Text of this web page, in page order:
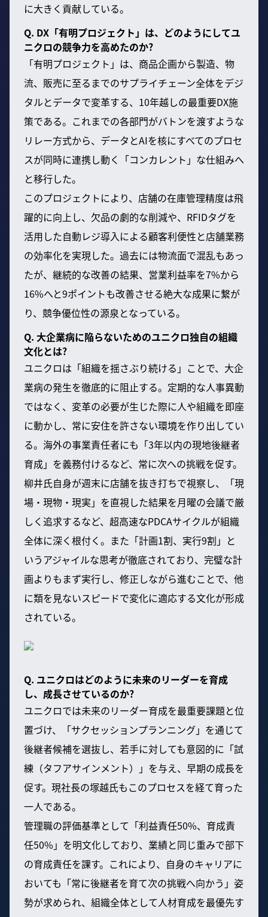
に大きく貢献している。
Q. DX「有明プロジェクト」は、どのようにしてユ
ニクロの競争力を高めたのか?
「有明プロジェクト」は、商品企画から製造、物
流、販売に至るまでのサプライチェーン全体をデジ
タルとデータで変革する、10年越しの最重要DX施
策である。これまでの各部門がバトンを渡すような
リレー方式から、データとAIを核にすべてのプロセ
スが同時に連携し動く「コンカレント」な仕組みへ
と移行した。
このプロジェクトにより、店舗の在庫管理精度は飛
躍的に向上し、欠品の劇的な削減や、RFIDタグを
活用した自動レジ導入による顧客利便性と店舗業務
の効率化を実現した。過去には物流面で混乱もあっ
たが、継続的な改善の結果、営業利益率を7%から
16%へと9ポイントも改善させる絶大な成果に繋が
り、競争優位性の源泉となっている。
Q. 大企業病に陥らないためのユニクロ独自の組織
文化とは?
ユニクロは「組織を揺さぶり続ける」ことで、大企
業病の発生を徹底的に阻止する。定期的な人事異動
ではなく、変革の必要が生じた際に人や組織を即座
に動かし、常に安住を許さない環境を作り出してい
る。海外の事業責任者にも「3年以内の現地後継者
育成」を義務付けるなど、常に次への挑戦を促す。
柳井氏自身が週末に店舗を抜き打ちで視察し、「現
場・現物・現実」を直視した結果を月曜の会議で厳
しく追求するなど、超高速なPDCAサイクルが組織
全体に深く根付く。また「計画1割、実行9割」と
いうアジャイルな思考が徹底されており、完璧な計
画よりもまず実行し、修正しながら進むことで、他
に類を見ないスピードで変化に適応する文化が形成
されている。
Q. ユニクロはどのように未来のリーダーを育成
し、成長させているのか?
ユニクロでは未来のリーダー育成を最重要課題と位
置づけ、「サクセッションプランニング」を通じて
後継者候補を選抜し、若手に対しても意図的に「試
練（タフアサインメント）」を与え、早期の成長を
促す。現社長の塚越氏もこのプロセスを経て育った
一人である。
管理職の評価基準として「利益責任50%、育成責
任50%」を明文化しており、業績と同じ重みで部下
の育成責任を課す。これにより、自身のキャリアに
おいても「常に後継者を育て次の挑戦へ向かう」姿
勢が求められ、組織全体として人材育成を最優先す